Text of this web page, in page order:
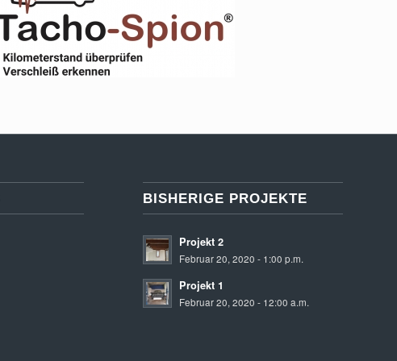
BISHERIGE PROJEKTE
Projekt 2
Februar 20, 2020 - 1:00 p.m.
Projekt 1
Februar 20, 2020 - 12:00 a.m.